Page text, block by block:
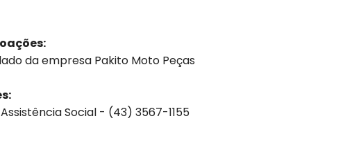
da empresa Pakito Moto Peças
Social - (43) 3567-1155